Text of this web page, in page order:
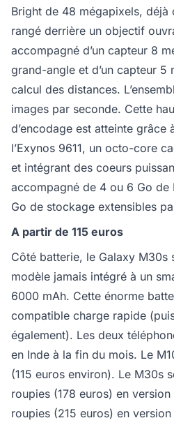
Bright de 48 mégapixels, déjà
rangé derrière un objectif
accompagné d’un capteur 8
grand-angle et d’un capteur 5
calcul des distances.
images par seconde. Cette
d’encodage est atteinte grâce
l’Exynos 9611, un octo-core
et intégrant des coeurs
accompagné de 4 ou 6 Go de
Go de stockage extensibles
A partir de 115 euros
Côté batterie, le Galaxy M30s
modèle jamais intégré à un
6000 mAh. Cette énorme
compatible charge rapide
également). Les deux
en Inde à la fin du mois. Le
(115 euros environ). Le M30s
roupies (178 euros) en
roupies (215 euros) en